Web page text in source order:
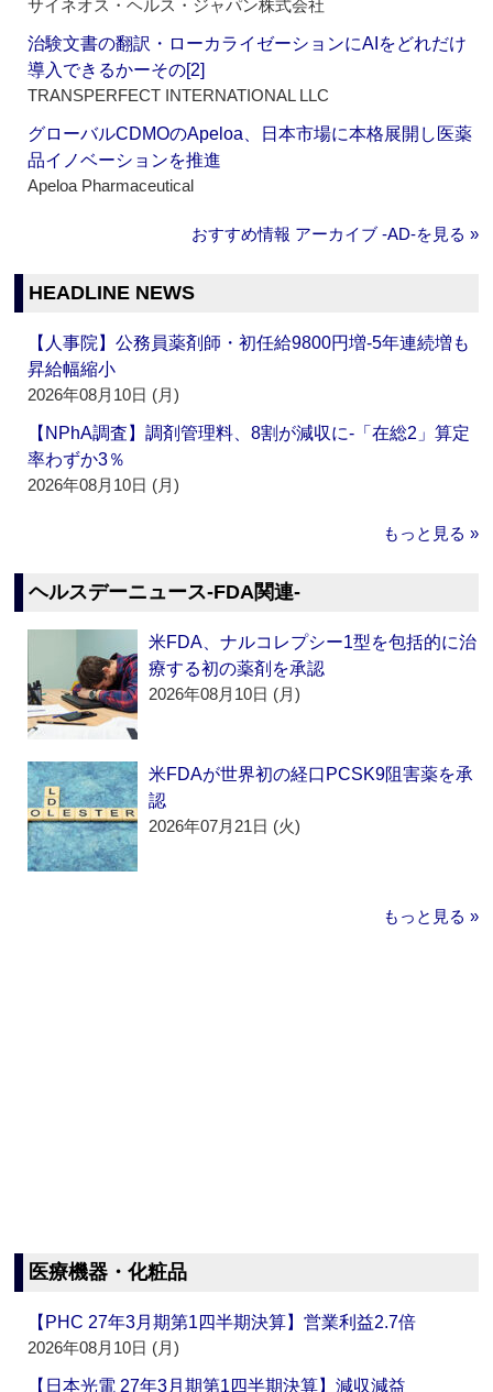
サイネオス・ヘルス・ジャパン株式会社
治験文書の翻訳・ローカライゼーションにAIをどれだけ
導入できるかーその[2]
TRANSPERFECT INTERNATIONAL LLC
グローバルCDMOのApeloa、日本市場に本格展開し医薬
品イノベーションを推進
Apeloa Pharmaceutical
おすすめ情報 アーカイブ ‐AD‐を見る »
HEADLINE NEWS
【人事院】公務員薬剤師・初任給9800円増‐5年連続増も
昇給幅縮小
2026年08月10日 (月)
【NPhA調査】調剤管理料、8割が減収に‐「在総2」算定
率わずか3％
2026年08月10日 (月)
もっと見る »
ヘルスデーニュース‐FDA関連‐
米FDA、ナルコレプシー1型を包括的に治
療する初の薬剤を承認
2026年08月10日 (月)
米FDAが世界初の経口PCSK9阻害薬を承
認
2026年07月21日 (火)
もっと見る »
医療機器・化粧品
【PHC 27年3月期第1四半期決算】営業利益2.7倍
2026年08月10日 (月)
【日本光電 27年3月期第1四半期決算】減収減益